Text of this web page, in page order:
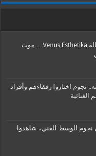
بالفيديو: بعد تعاقدها مع وكالة Venus Esthetika… موت
نجوم اختاروا رفقاءهم وأفراد
نجوم الوسط الفني.. شاهدوا